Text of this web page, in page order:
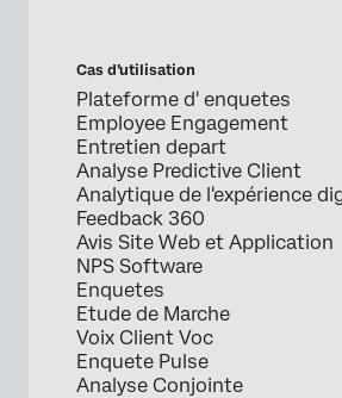
Cas d’utilisation
Plateforme d' enquetes
Employee Engagement
Entretien depart
Analyse Predictive Client
Analytique de l'expérience
Feedback 360
Avis Site Web et Application
NPS Software
Enquetes
Etude de Marche
Voix Client Voc
Enquete Pulse
Analyse Conjointe